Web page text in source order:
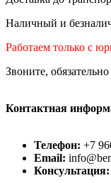
Наличный и
Работаем только с
Звоните,
Контактная
Телефон: +7
Email:
Консультация: